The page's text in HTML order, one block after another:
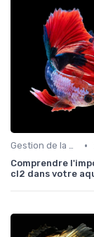
Gestion de la qualité de l'eau •
Comprendre
cl2 dans votre